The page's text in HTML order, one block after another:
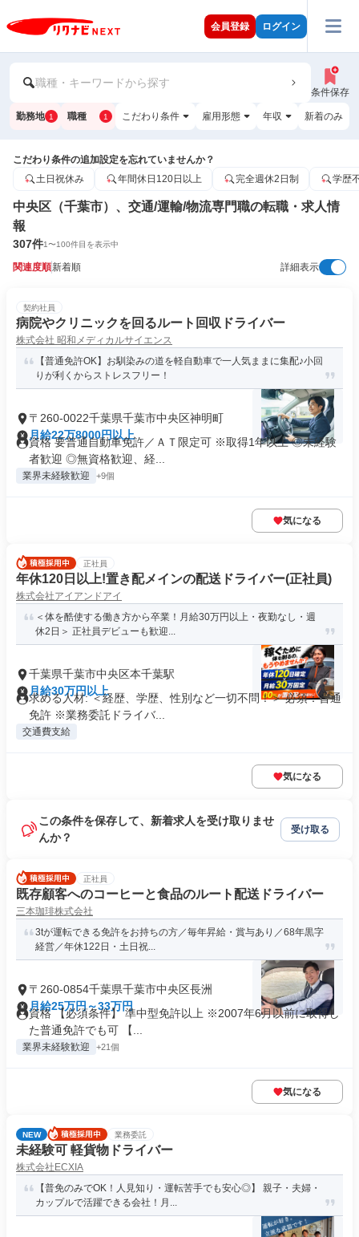
会員登録 ログイン
職種・キーワードから探す
条件保存
勤務地 1 職種 1 こだわり条件 雇用形態 年収 新着のみ
こだわり条件の追加設定を忘れていませんか？
土日祝休み
年間休日120日以上 完全週休2日制 学歴
中央区（千葉市）、交通/運輸/物流専門職の転職・求人情
報
307件1〜100件目を表示中
関連度順新着順 詳細表示
契約社員
病院やクリニックを回るルート回収ドライバー
株式会社 昭和メディカルサイエンス
【普通免許OK】お馴染みの道を軽自動車で一人気ままに集配♪小回
りが利くからストレスフリー！
〒260-0022千葉県千葉市中央区神明町
月給22万8000円以上
資格 要普通自動車免許／ＡＴ限定可 ※取得1年以上 ◎未経験
者歓迎 ◎無資格歓迎、経...
業界未経験歓迎 +9個
気になる
正社員
年休120日以上!置き配メインの配送ドライバー(正社員)
株式会社アイアンドアイ
＜体を酷使する働き方から卒業！月給30万円以上・夜勤なし・週
休2日＞ 正社員デビューも歓迎...
千葉県千葉市中央区本千葉駅
月給30万円以上
求める人材: ＜経歴、学歴、性別など一切不問！＞ 必須：普通
免許 ※業務委託ドライバ...
交通費支給
気になる
この条件を保存して、新着求人を受け取りませ
んか？
受け取る
正社員
既存顧客へのコーヒーと食品のルート配送ドライバー
三本珈琲株式会社
3tが運転できる免許をお持ちの方／毎年昇給・賞与あり／68年黒字
経営／年休122日・土日祝...
〒260-0854千葉県千葉市中央区長洲
月給25万円～33万円
資格 【必須条件】 準中型免許以上 ※2007年6月以前に取得し
た普通免許でも可 【...
業界未経験歓迎 +21個
気になる
NEW 業務委託
未経験可 軽貨物ドライバー
株式会社ECXIA
【普免のみでOK！人見知り・運転苦手でも安心◎】 親子・夫婦・
カップルで活躍できる会社！月...